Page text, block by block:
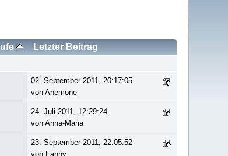
Letzter Beitrag
02. September 2011, 20:17:05
von Anemone
24. Juli 2011, 12:29:24
von Anna-Maria
23. September 2011, 22:05:52
von Fanny